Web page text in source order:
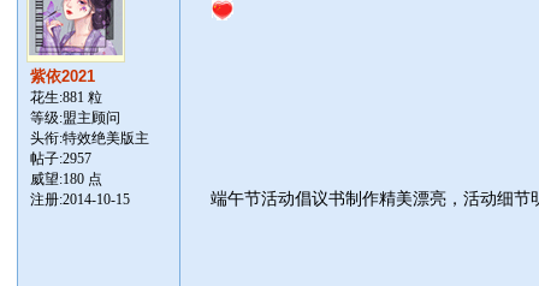
紫依2021
花生:881 粒
等级:盟主顾问
头衔:特效绝美版主
帖子:2957
威望:180 点
注册:2014-10-15
端午节活动倡议书制作精美漂亮，活动细节